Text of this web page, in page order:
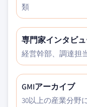
類
専門家インタビ
経営幹部、調達担
GMIアーカイブ
30以上の産業分野